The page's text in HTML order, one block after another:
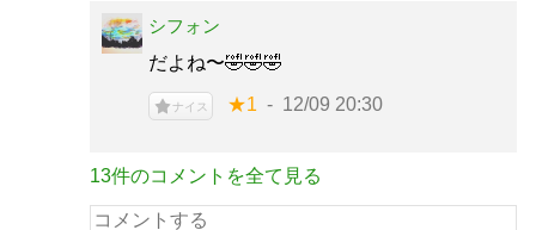
シフォン
だよね〜🤣🤣🤣
ナイス ★1 12/09 20:30
13件のコメントを全て見る